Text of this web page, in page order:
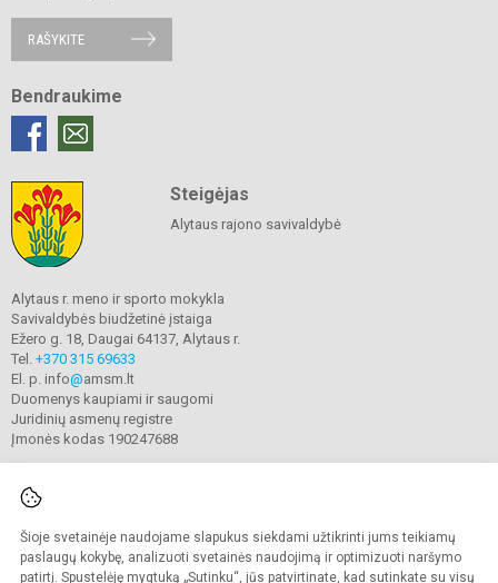
Šioje svetainėje naudojame slapukus siekdami užtikrinti jums teikiamų
paslaugų kokybę, analizuoti svetainės naudojimą ir optimizuoti naršymo
patirtį. Spustelėję mygtuką „Sutinku“, jūs patvirtinate, kad sutinkate su visų
RAŠYKITE
Bendraukime
Steigėjas
Alytaus rajono savivaldybė
Alytaus r. meno ir sporto mokykla
Savivaldybės biudžetinė įstaiga
Ežero g. 18, Daugai 64137, Alytaus r.
Tel. +370 315 69633
El. p. info@amsm.lt
Duomenys kaupiami ir saugomi
Juridinių asmenų registre
Įmonės kodas 190247688
© 2020. Alytaus r. meno ir sporto mokykla. Visos teisės saugomos.
Kopijuoti turinį be raštiško mokyklos sutikimo griežtai draudžiama.